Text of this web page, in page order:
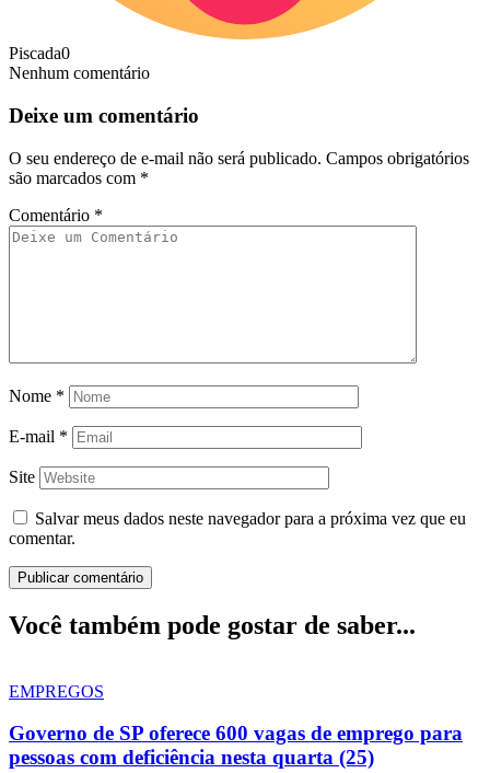
Piscada0
Nenhum comentário
Deixe um comentário
O seu endereço de e-mail não será publicado. Campos obrigatórios
são marcados com *
Comentário *
Nome *
E-mail *
Site
Salvar meus dados neste navegador para a próxima vez que eu
comentar.
Você também pode gostar de saber...
EMPREGOS
Governo de SP oferece 600 vagas de emprego para
pessoas com deficiência nesta quarta (25)